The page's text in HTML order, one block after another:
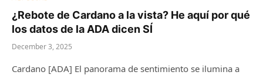
¿Rebote de Cardano a la vista? He aquí por qué
los datos de la ADA dicen SÍ
December 3, 2025
Cardano [ADA] El panorama de sentimiento se ilumina a